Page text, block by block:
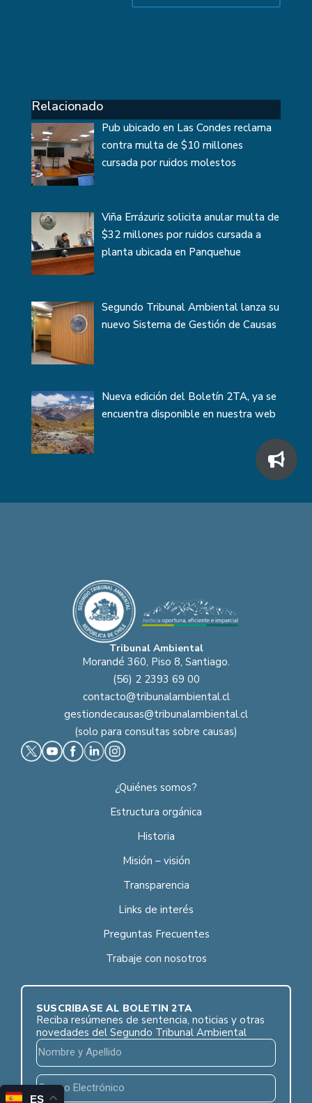
Relacionado
Pub ubicado en Las Condes reclama
contra multa de $10 millones
cursada por ruidos molestos
Viña Errázuriz solicita anular multa de
$32 millones por ruidos cursada a
planta ubicada en Panquehue
Segundo Tribunal Ambiental lanza su
nuevo Sistema de Gestión de Causas
Nueva edición del Boletín 2TA, ya se
encuentra disponible en nuestra web
Tribunal Ambiental
Morandé 360, Piso 8, Santiago.
(56) 2 2393 69 00
contacto@tribunalambiental.cl
gestiondecausas@tribunalambiental.cl
(solo para consultas sobre causas)
¿Quiénes somos?
Estructura orgánica
Historia
Misión – visión
Transparencia
Links de interés
Preguntas Frecuentes
Trabaje con nosotros
SUSCRÍBASE AL BOLETÍN 2TA
Reciba resúmenes de sentencia, noticias y otras
novedades del Segundo Tribunal Ambiental
ES